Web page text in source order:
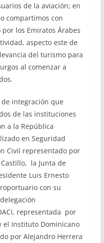
de la aviación; en
compartimos con
los Emiratos Árabes
aspecto este de
del turismo para
al comenzar a
integración que
de las instituciones
a la República
en Seguridad
Civil representado por
la Junta de
Luis Ernesto
con su
representada por
el Instituto Dominicano
por Alejandro Herrera